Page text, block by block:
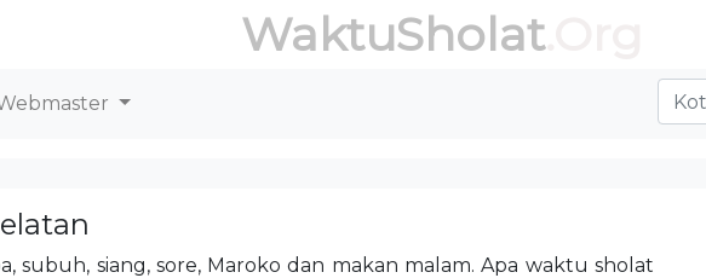
WaktuSholat.Org
subuh, siang, sore, Maroko dan makan malam. Apa waktu sholat